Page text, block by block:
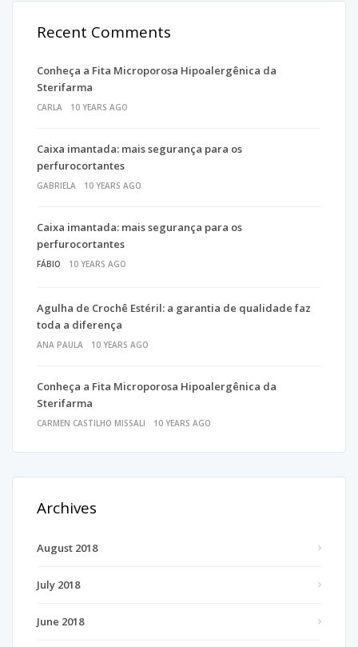
Recent Comments
Conheça a Fita Microporosa Hipoalergênica da
Sterifarma
CARLA 10 YEARS AGO
Caixa imantada: mais segurança para os
perfurocortantes
GABRIELA 10 YEARS AGO
Caixa imantada: mais segurança para os
perfurocortantes
FÁBIO 10 YEARS AGO
Agulha de Crochê Estéril: a garantia de qualidade faz
toda a diferença
ANA PAULA 10 YEARS AGO
Conheça a Fita Microporosa Hipoalergênica da
Sterifarma
CARMEN CASTILHO MISSALI 10 YEARS AGO
Archives
August 2018
July 2018
June 2018